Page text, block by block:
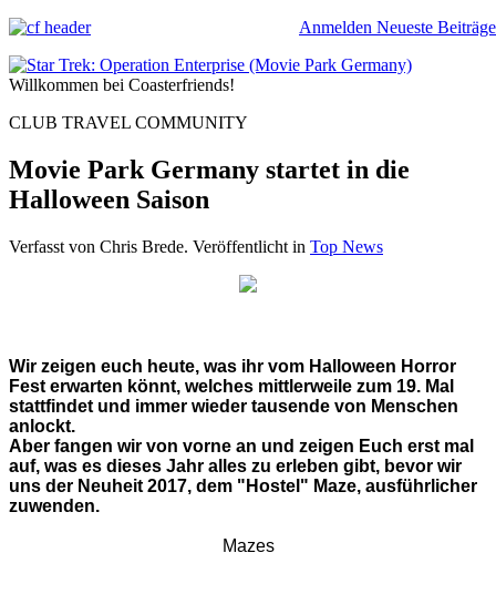
Anmelden Neueste Beiträge
Willkommen bei Coasterfriends!
CLUB TRAVEL COMMUNITY
Movie Park Germany startet in die
Halloween Saison
Verfasst von Chris Brede. Veröffentlicht in Top News
Wir zeigen euch heute, was ihr vom Halloween Horror
Fest erwarten könnt, welches mittlerweile zum 19. Mal
stattfindet und immer wieder tausende von Menschen
anlockt.
Aber fangen wir von vorne an und zeigen Euch erst mal
auf, was es dieses Jahr alles zu erleben gibt, bevor wir
uns der Neuheit 2017, dem "Hostel" Maze, ausführlicher
zuwenden.
Mazes